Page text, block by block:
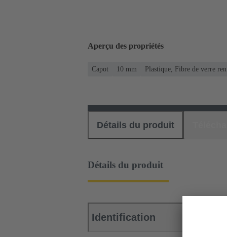
Aperçu des propriétés
Capot 10 mm Plastique, Fibre de verre
Détails du produit
Détails du produit
Identification